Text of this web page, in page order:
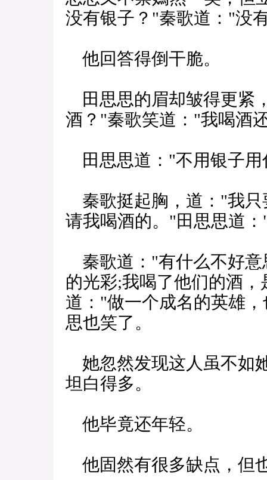
没有银子？"秦歌道："没
他回答得倒干脆。
田思思的眉却皱得更紧
酒？"秦歌笑道："我喝酒
田思思道："不用银子用
秦歌挺起胸，道："我只
请我喝酒的。"田思思道
秦歌道："有什么不好意
的光彩;我喝了他们的酒
道："做一个成名的英雄
思也笑了。
她忽然发现这人虽不如
坦白得多。
他毕竟还年轻。
他固然有很多缺点，但